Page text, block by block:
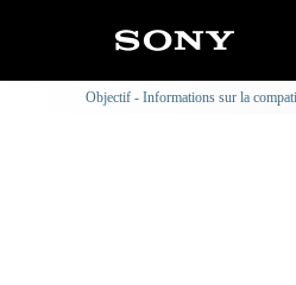
Objectif - Informations sur la